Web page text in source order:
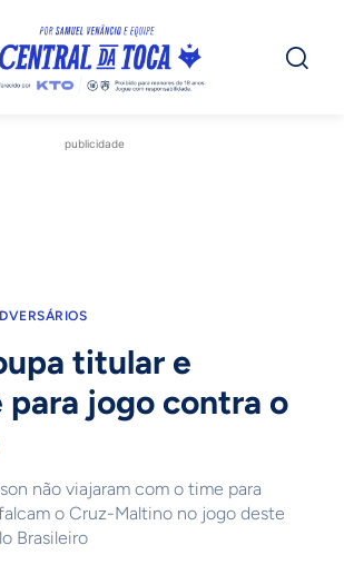
publicidade
titular e
jogo contra o
não viajaram com o time para
o Cruz-Maltino no jogo deste
Brasileiro